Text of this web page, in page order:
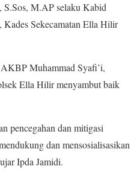
M.AP selaku Kabid
Kades Sekecamatan Ella Hilir
Muhammad Syafi’i,
Ella Hilir menyambut baik
pencegahan dan mitigasi
dan mensosialisasikan
Ipda Jamidi.